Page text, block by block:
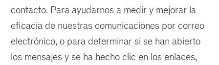
contacto. Para ayudarnos a medir y mejorar la
eficacia de nuestras comunicaciones por correo
electrónico, o para determinar si se han abierto
los mensajes y se ha hecho clic en los enlaces,